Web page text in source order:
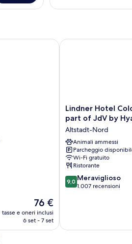
Il
prezzo
attuale
76 €
tasse e oneri inclusi
6 set - 7 set
Lindner
Hotel
Cologne
City
Plaza,
part
of
JdV
by
Hyatt
Lindner Hotel
part of JdV by
Altstadt-Nord
Animali ammessi
Parcheggio
Wi-Fi gratuito
Ristorante
9.0
su
9,0 Meraviglioso
1.007 recensioni
Lindner Hotel